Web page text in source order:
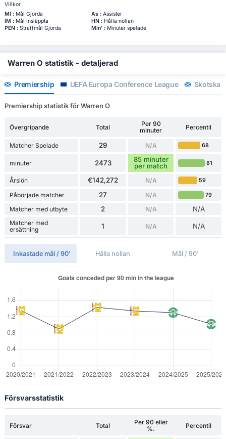
Villkor :
Ml : Mål Gjorda As: Assister
IM : Mål Insläppta HN: Hålla nollan
PEN: Straffmål Gjorda Min': Minuter spelade
Warren O statistik - detaljerad
Premiership UEFA Europa Conference League Skotska
Premiership statistik för Warren O
Övergripande Total
Per 90
minuter
Percentil
Matcher Spelade 29 N/A 68
minuter 2473
85 minuter
per match
81
Årslön €142,272 N/A 59
Påbörjade matcher 27 N/A 79
Matcher med utbyte 2 N/A N/A
Matcher med
ersättning
1 N/A N/A
Inkastade mål / 90' Hålla nollan Mål / 90'
Försvarsstatistik
Försvar Total
Per 90 eller
%.
Percentil